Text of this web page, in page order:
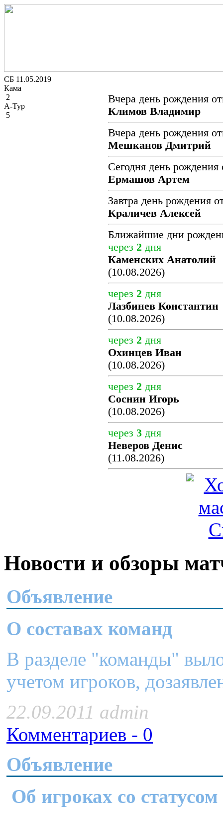
СБ 11.05.2019
Кама
2
А-Тур
5
Вчера день рождения
Климов Владимир
Вчера день рождения
Мешканов Дмитрий
Сегодня день рождения
Ермашов Артем
Завтра день рождения
Краличев Алексей
Ближайшие дни
через 2 дня
Каменских Анатолий
(10.08.2026)
через 2 дня
Лазбинев Константин
(10.08.2026)
через 2 дня
Охинцев Иван
(10.08.2026)
через 2 дня
Соснин Игорь
(10.08.2026)
через 3 дня
Неверов Денис
(11.08.2026)
Новости и обзоры
Объявление
О составах команд
В разделе "команды"
учетом игроков,
22.09.2011 admin
Комментариев - 0
Объявление
Об игроках со